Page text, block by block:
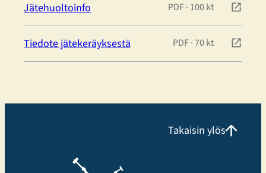
Jätehuoltoinfo PDF· 100 kt
Tiedote jätekeräyksestä PDF·70 kt
Takaisin ylös